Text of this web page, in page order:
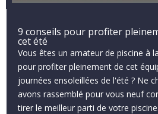
9 conseils pour profiter
cet été
Vous êtes un amateur de piscine à
pour profiter pleinement de cet
journées ensoleillées de l'été ? Ne
avons rassemblé pour vous neuf
tirer le meilleur parti de votre